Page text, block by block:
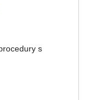
s